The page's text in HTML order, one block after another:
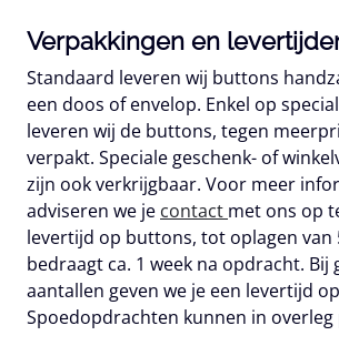
Verpakkingen en
Standaard leveren wij buttons
een doos of envelop. Enkel op
leveren wij de buttons, tegen
verpakt. Speciale geschenk- of
zijn ook verkrijgbaar. Voor meer
adviseren we je contact met ons op
levertijd op buttons, tot oplagen van
bedraagt ca. 1 week na opdracht. Bij
aantallen geven we je een levertijd
Spoedopdrachten kunnen in overleg